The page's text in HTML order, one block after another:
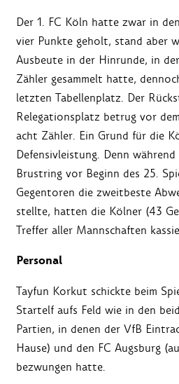
Der 1. FC Köln hatte zwar in
vier Punkte geholt, stand aber
Ausbeute in der Hinrunde, in
Zähler gesammelt hatte,
letzten Tabellenplatz. Der
Relegationsplatz betrug vor
acht Zähler. Ein Grund für die
Defensivleistung. Denn
Brustring vor Beginn des 25.
Gegentoren die zweitbeste
stellte, hatten die Kölner (43
Treffer aller Mannschaften
Personal
Tayfun Korkut schickte beim
Startelf aufs Feld wie in den
Partien, in denen der VfB
Hause) und den FC Augsburg
bezwungen hatte.